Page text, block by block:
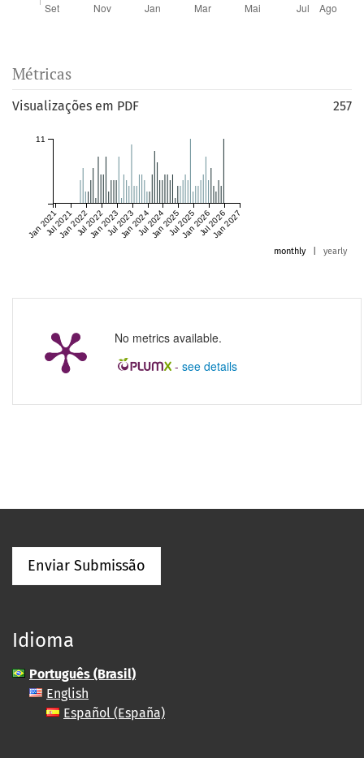
Métricas
Visualizações em PDF 257
Jan 2021Jul 2021Jan 2022Jul 2022Jan 2023Jul 2023Jan 2024Jul 2024Jan 2025Jul 2025Jan 2026Jul 2026
Jan 2027
11
monthly yearly
No metrics available.
- see details
Enviar Submissão
Idioma
Português (Brasil)
English
Español (España)